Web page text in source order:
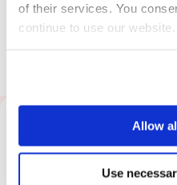
of their services. You
continue to use our website.
Allow
Use
Pré-requis